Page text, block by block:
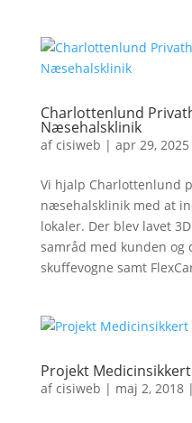
Charlottenlund
Næsehalsklinik
afcisiweb | apr 29, 2025
Vi hjalp Charlottenlund
næsehalsklinik med at
lokaler. Der blev lavet
samråd med kunden og
skuffevogne samt
Projekt
afcisiweb | maj 2, 2018|